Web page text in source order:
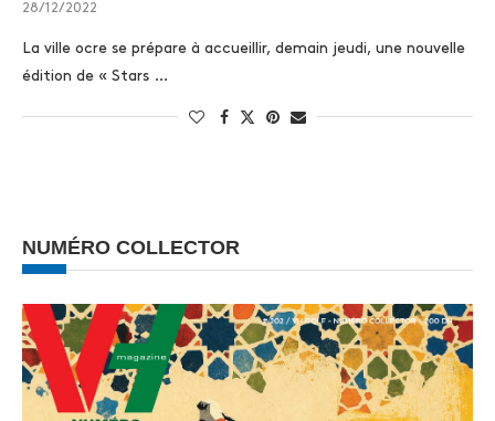
28/12/2022
La ville ocre se prépare à accueillir, demain jeudi, une nouvelle
édition de « Stars …
NUMÉRO COLLECTOR